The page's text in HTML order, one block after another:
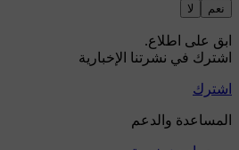
نعم لا